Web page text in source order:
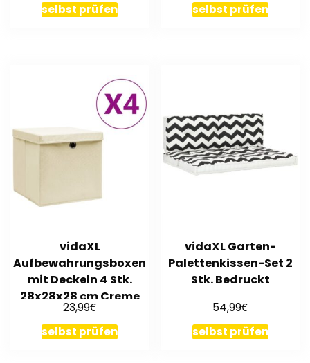
selbst prüfen selbst prüfen
vidaXL
Aufbewahrungsboxen
mit Deckeln 4 Stk.
28x28x28 cm Creme
23,99€
selbst prüfen
vidaXL Garten-
Palettenkissen-Set 2
Stk. Bedruckt
54,99€
selbst prüfen